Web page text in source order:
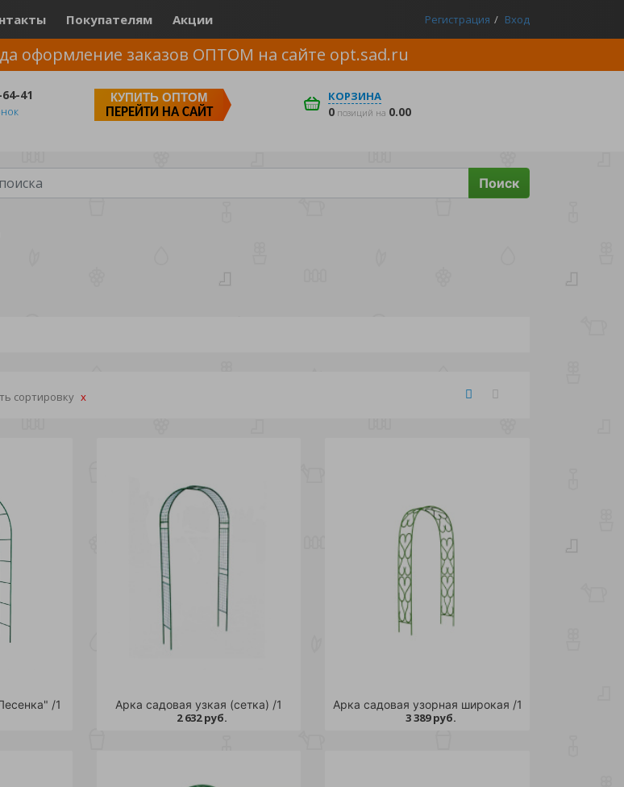
Покупателям Акции Регистрация Вход
оформление заказов ОПТОМ на сайте opt.sad.ru
41
КУПИТЬ ОПТОМ
ПЕРЕЙТИ НА САЙТ
КОРЗИНА
0 позиций на 0.00
Поиск
сортировку
/1 Арка садовая узкая (сетка) /1
2 632 руб.
Арка садовая узорная широкая /1
3 389 руб.